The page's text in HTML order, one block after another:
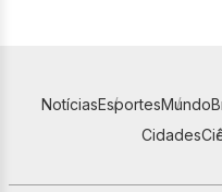
NotíciasEsportesMundo
Cidades